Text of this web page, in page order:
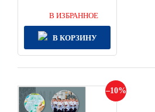
В ИЗБРАННОЕ
В КОРЗИНУ
10